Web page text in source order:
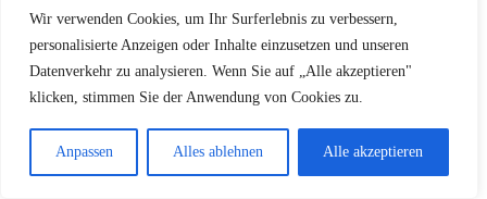
Wir verwenden Cookies, um Ihr Surferlebnis zu verbessern,
personalisierte Anzeigen oder Inhalte einzusetzen und unseren
Datenverkehr zu analysieren. Wenn Sie auf „Alle akzeptieren"
klicken, stimmen Sie der Anwendung von Cookies zu.
Anpassen Alles ablehnen Alle akzeptieren
Entspannung – es ist ein Erlebnis für alle Sinne.
Kombinationen mit anderen
Wellness-Angeboten